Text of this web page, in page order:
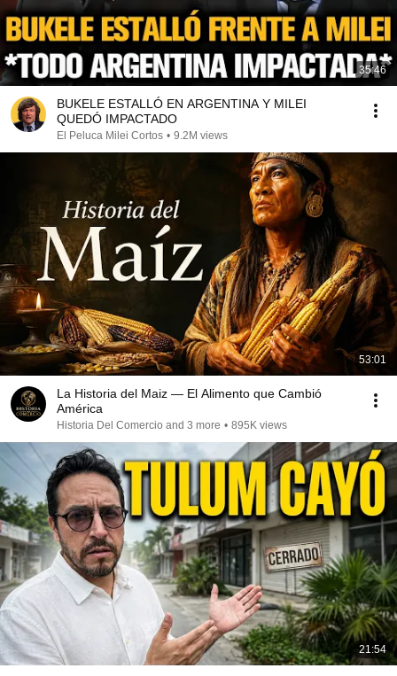
35:46
BUKELE ESTALLÓ EN ARGENTINA Y MILEI
QUEDÓ IMPACTADO
El Peluca Milei Cortos • 9.2M views
53:01
La Historia del Maiz — El Alimento que Cambió
América
Historia Del Comercio and 3 more • 895K views
21:54